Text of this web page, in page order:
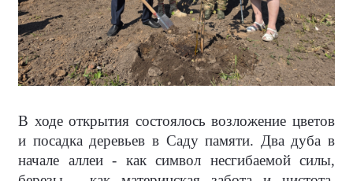
В ходе открытия состоялось возложение цветов
и посадка деревьев в Саду памяти. Два дуба в
начале аллеи - как символ несгибаемой силы,